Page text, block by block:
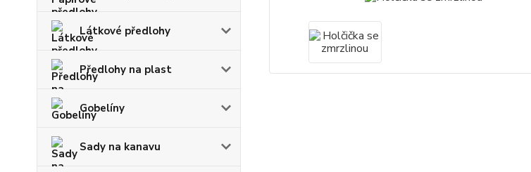
Látkové předlohy
Předlohy na plast
Gobelíny
Sady na kanavu